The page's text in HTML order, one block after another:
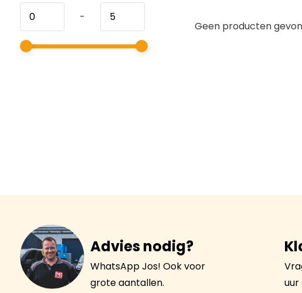
-
Geen producten
Advies nodig?
WhatsApp Jos! Ook voor
grote aantallen.